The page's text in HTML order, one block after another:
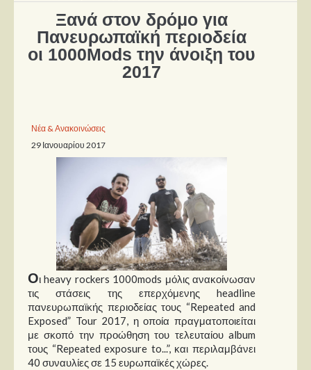
Ραπόρτο
Live & Συναυλίες
Παρουσιάσεις
Σειρές
Ταινίες
Βιβλία
Video News
Καλλιτέχνες
Μουσικοί
Διάφοροι
Εκτός Συνόρων
Ξανά στον δρόμο για
Πανευρωπαϊκή περιοδεία
οι 1000Mods την άνοιξη του
2017
Νέα & Ανακοινώσεις
29 Ιανουαρίου 2017
Οι heavy rockers 1000mods μόλις ανακοίνωσαν
τις στάσεις της επερχόμενης headline
πανευρωπαϊκής περιοδείας τους “Repeated and
Exposed” Tour 2017, η οποία πραγματοποιείται
με σκοπό την προώθηση του τελευταίου album
τους “Repeated exposure to...”, και περιλαμβάνει
40 συναυλίες σε 15 ευρωπαϊκές χώρες.